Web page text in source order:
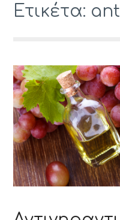
Ετικέτα: